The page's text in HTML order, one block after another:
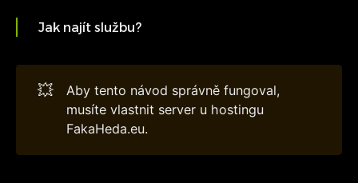
Jak najít službu?
💥
Aby tento návod správně fungoval,
musíte vlastnit server u hostingu
FakaHeda.eu.